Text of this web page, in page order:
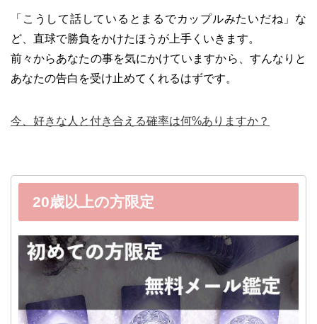
「こうして話しているとまるでカップルみたいだね」な
ど、直球で勝負をかけたほうが上手くいきます。
前々からあなたの事を気にかけていますから、すんなりと
あなたの告白を受け止めてくれるはずです。
今、好きな人と付き合える確率は何%ありますか？
20歳以上の方限定